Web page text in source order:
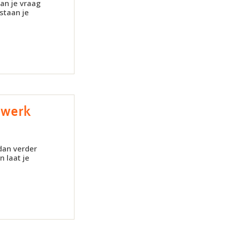
je vraag
je
verder
laat je